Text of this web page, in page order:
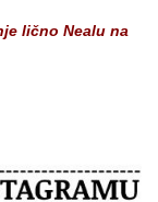
lično Nealu na